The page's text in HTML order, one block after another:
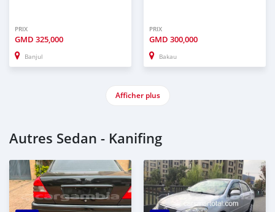
PRIX
GMD 325,000
Banjul
PRIX
GMD 300,000
Bakau
Afficher plus
Autres Sedan - Kanifing